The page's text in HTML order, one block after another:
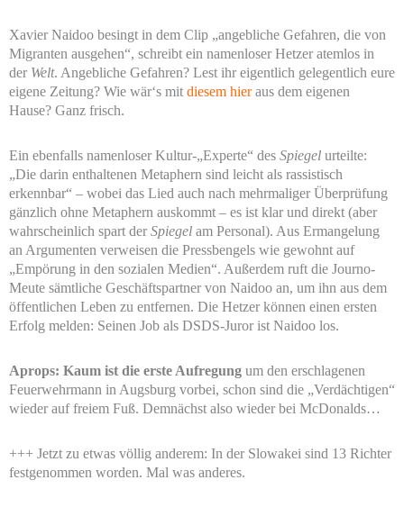
Xavier Naidoo besingt in dem Clip „angebliche Gefahren, die von
Migranten ausgehen“, schreibt ein namenloser Hetzer atemlos in
der Welt. Angebliche Gefahren? Lest ihr eigentlich gelegentlich eure
eigene Zeitung? Wie wär‘s mitdiesem hieraus dem eigenen
Hause? Ganz frisch.
Ein ebenfalls namenloser Kultur-„Experte“ des Spiegel urteilte:
„Die darin enthaltenen Metaphern sind leicht als rassistisch
erkennbar“ – wobei das Lied auch nach mehrmaliger Überprüfung
gänzlich ohne Metaphern auskommt – es ist klar und direkt (aber
wahrscheinlich spart der Spiegel am Personal). Aus Ermangelung
an Argumenten verweisen die Pressbengels wie gewohnt auf
„Empörung in den sozialen Medien“. Außerdem ruft die Journo-
Meute sämtliche Geschäftspartner von Naidoo an, um ihn aus dem
öffentlichen Leben zu entfernen. Die Hetzer können einen ersten
Erfolg melden: Seinen Job als DSDS-Juror ist Naidoo los.
Aprops: Kaum ist die erste Aufregung um den erschlagenen
Feuerwehrmann in Augsburg vorbei, schon sind die „Verdächtigen“
wieder auf freiem Fuß. Demnächst also wieder bei McDonalds…
+++ Jetzt zu etwas völlig anderem: In der Slowakei sind 13 Richter
festgenommen worden. Mal was anderes.